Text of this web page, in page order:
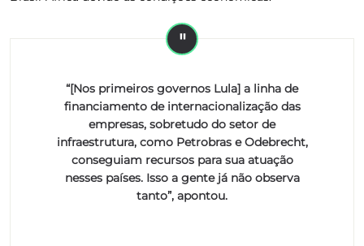
“[Nos primeiros governos Lula] a linha de
financiamento de internacionalização das
empresas, sobretudo do setor de
infraestrutura, como Petrobras e Odebrecht,
conseguiam recursos para sua atuação
nesses países. Isso a gente já não observa
tanto”, apontou.